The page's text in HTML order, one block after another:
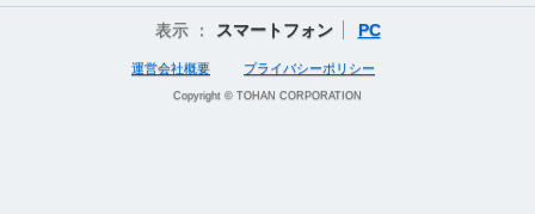
表示 ： スマートフォン PC
運営会社概要 プライバシーポリシー
Copyright © TOHAN CORPORATION